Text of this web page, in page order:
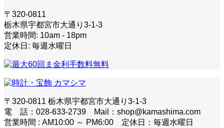
〒320-0811
栃木県宇都宮市大通り3-1-3
営業時間: 10am - 18pm
定休日: 毎週水曜日
〒320-0811 栃木県宇都宮市大通り3-1-3
電 話：028-633-2739 Mail：shop@kamashima.com
営業時間 : AM10:00 ～ PM6:00 定休日：毎週水曜日